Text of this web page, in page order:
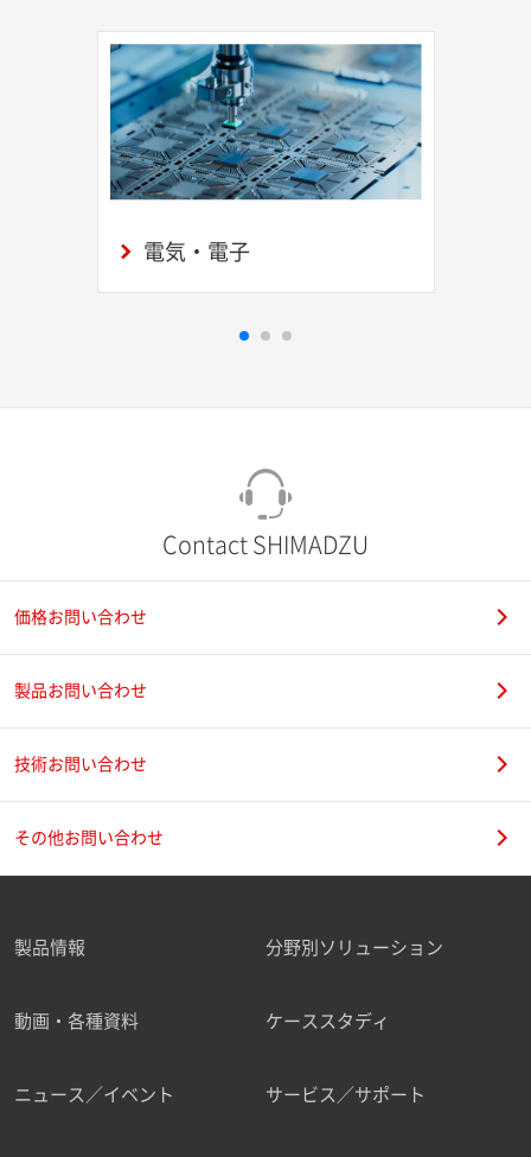
電気・電子
Contact SHIMADZU
価格お問い合わせ
製品お問い合わせ
技術お問い合わせ
その他お問い合わせ
製品情報 分野別ソリューション
動画・各種資料 ケーススタディ
ニュース／イベント サービス／サポート